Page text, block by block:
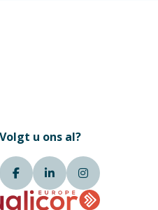
Volgt u ons al?